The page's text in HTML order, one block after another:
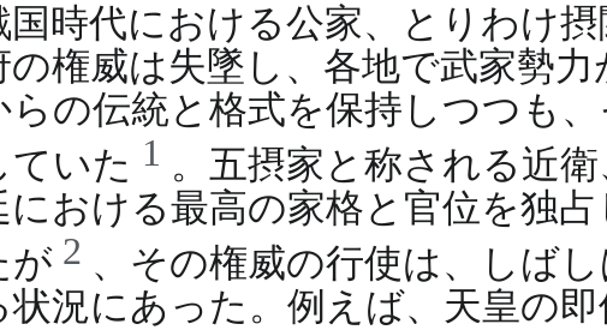
国時代における公家、とりわけ
の権威は失墜し、各地で武家勢
らの伝統と格式を保持しつつも
ていた 1 。五摂家と称される近
における最高の家格と官位を独
が 2 、その権威の行使は、しば
状況にあった。例えば、天皇の